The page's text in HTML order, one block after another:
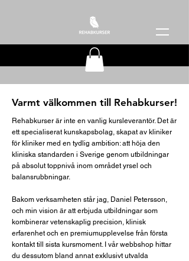
Varmt välkommen till Rehabkurser!
Rehabkurser är inte en vanlig kursleverantör. Det är
ett specialiserat kunskapsbolag, skapat av kliniker
för kliniker med en tydlig ambition: att höja den
kliniska standarden i Sverige genom utbildningar
på absolut toppnivå inom området yrsel och
balansrubbningar.
Bakom verksamheten står jag, Daniel Petersson,
och min vision är att erbjuda utbildningar som
kombinerar vetenskaplig precision, klinisk
erfarenhet och en premiumupplevelse från första
kontakt till sista kursmoment. I vår webbshop hittar
du dessutom bland annat exklusivt utvalda